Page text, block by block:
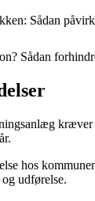
Sådan
Sådan
hos
udførelse.